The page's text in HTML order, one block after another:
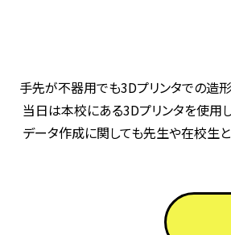
手先が不器用でも3Dプリンタでの造
データ作成に関しても先生や在校生